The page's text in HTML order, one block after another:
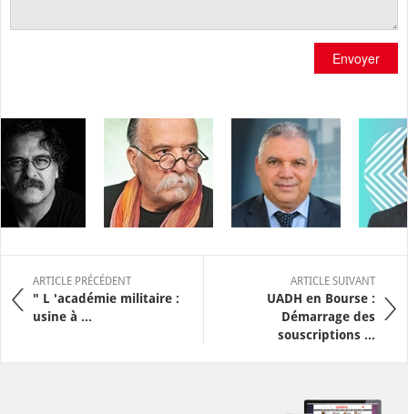
Envoyer
ARTICLE PRÉCÉDENT
" L 'académie militaire :
usine à ...
ARTICLE SUIVANT
UADH en Bourse :
Démarrage des
souscriptions ...